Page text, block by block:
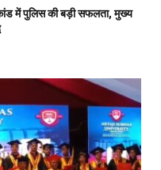
में पुलिस की बड़ी सफलता, मुख्य